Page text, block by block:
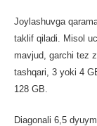
Joylashuvga
taklif qiladi. Misol
mavjud, garchi tez
tashqari, 3 yoki 4
128 GB.
Diagonali 6,5